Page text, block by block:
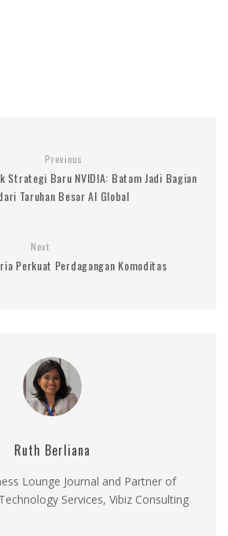
Previous
Strategi Baru NVIDIA: Batam Jadi Bagian
Taruhan Besar AI Global
Next
Perkuat Perdagangan Komoditas
Ruth Berliana
Lounge Journal and Partner of
Services, Vibiz Consulting